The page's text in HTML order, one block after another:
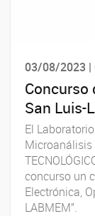
03/08/2023 |
Concurso
San Luis-
El
Microanálisis
concurso un
Electrónica,
LABMEM”.